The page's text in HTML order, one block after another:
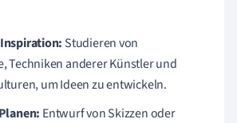
Studieren von
Techniken anderer Künstler und
um Ideen zu entwickeln.
Entwurf von Skizzen oder